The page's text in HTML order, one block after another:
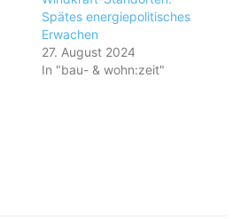
Spätes energiepolitisches
Erwachen
27. August 2024
In "bau- & wohn:zeit"